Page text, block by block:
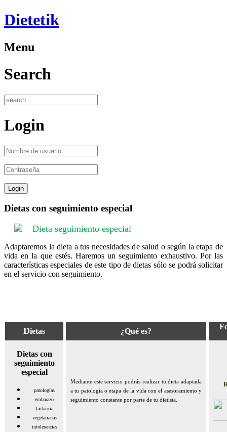
Dietetik
Menu
Search
Login
Dietas con seguimiento especial
Dieta seguimiento especial
Adaptaremos la dieta a tus necesidades de salud o según la etapa de
vida en la que estés. Haremos un seguimiento exhaustivo. Por las
características especiales de este tipo de dietas sólo se podrá solicitar
en el servicio con seguimiento.
Dietas ¿Qué es?
Dietas con
seguimiento
especial
patologías
embarazo
lactancia
vegetarianas
intolerancias
Mediante este servicio podrás realizar tu dieta adaptada
a tu patología o etapa de la vida con el asesoramiento y
seguimiento constante por parte de tu dietista.